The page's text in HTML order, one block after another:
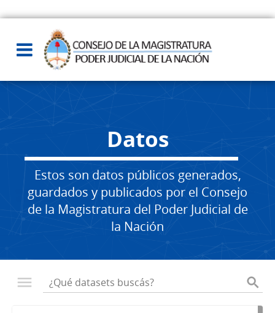
Datos
Estos son datos públicos generados,
guardados y publicados por el Consejo
de la Magistratura del Poder Judicial de
la Nación